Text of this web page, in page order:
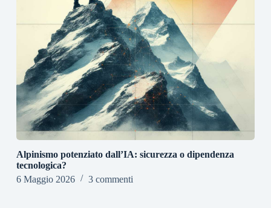
Alpinismo potenziato dall’IA: sicurezza o dipendenza
tecnologica?
6 Maggio 2026
3 commenti